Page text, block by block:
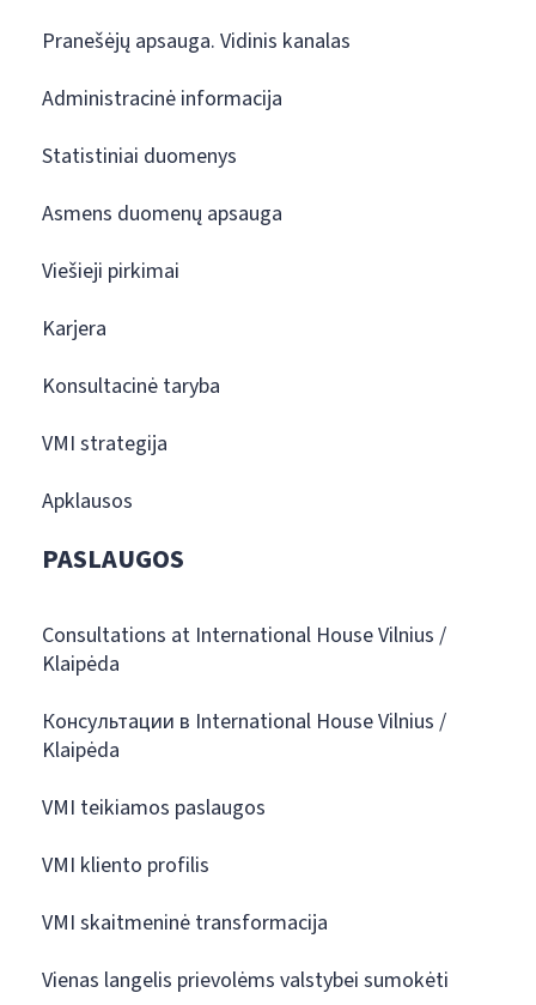
Pranešėjų apsauga. Vidinis kanalas
Administracinė informacija
Statistiniai duomenys
Asmens duomenų apsauga
Viešieji pirkimai
Karjera
Konsultacinė taryba
VMI strategija
Apklausos
PASLAUGOS
Consultations at International House Vilnius /
Klaipėda
Консультации в International House Vilnius /
Klaipėda
VMI teikiamos paslaugos
VMI kliento profilis
VMI skaitmeninė transformacija
Vienas langelis prievolėms valstybei sumokėti